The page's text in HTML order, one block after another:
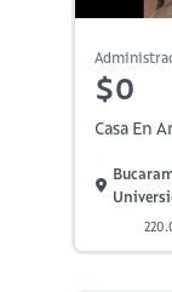
$0
Casa En